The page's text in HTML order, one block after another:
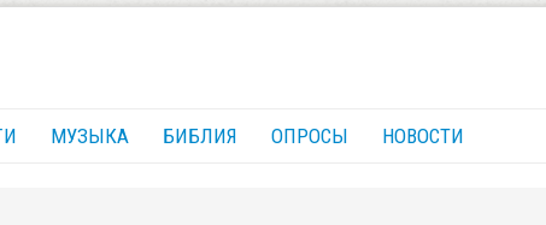
МУЗЫКА БИБЛИЯ ОПРОСЫ НОВОСТИ